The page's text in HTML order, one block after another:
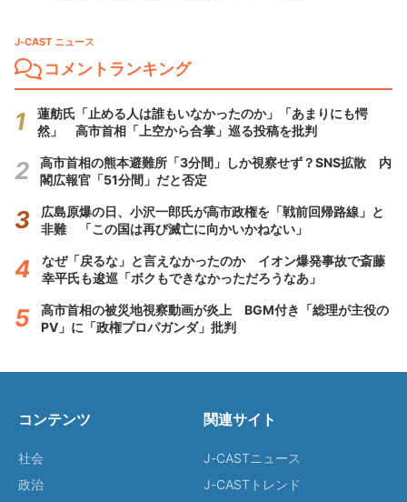
J-CAST ニュース
コメントランキング
蓮舫氏「止める人は誰もいなかったのか」「あまりにも愕
然」 高市首相「上空から合掌」巡る投稿を批判
高市首相の熊本避難所「3分間」しか視察せず？SNS拡散 内
閣広報官「51分間」だと否定
広島原爆の日、小沢一郎氏が高市政権を「戦前回帰路線」と
非難 「この国は再び滅亡に向かいかねない」
なぜ「戻るな」と言えなかったのか イオン爆発事故で斎藤
幸平氏も逡巡「ボクもできなかっただろうなあ」
高市首相の被災地視察動画が炎上 BGM付き「総理が主役の
PV」に「政権プロパガンダ」批判
コンテンツ
社会
政治
関連サイト
J-CASTニュース
J-CASTトレンド